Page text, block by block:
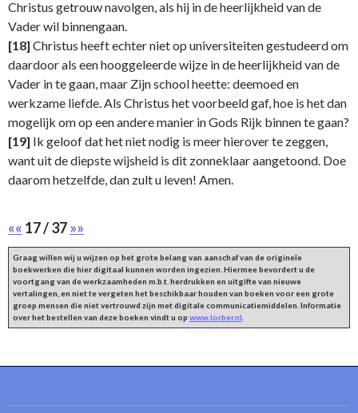
Christus getrouw navolgen, als hij in de heerlijkheid van de
Vader wil binnengaan.
[18] Christus heeft echter niet op universiteiten gestudeerd om
daardoor als een hooggeleerde wijze in de heerlijkheid van de
Vader in te gaan, maar Zijn school heette: deemoed en
werkzame liefde. Als Christus het voorbeeld gaf, hoe is het dan
mogelijk om op een andere manier in Gods Rijk binnen te gaan?
[19] Ik geloof dat het niet nodig is meer hierover te zeggen,
want uit de diepste wijsheid is dit zonneklaar aangetoond. Doe
daarom hetzelfde, dan zult u leven! Amen.
«« 17 / 37»»
Graag willen wij u wijzen op het grote belang van aanschaf van de originele
boekwerken die hier digitaal kunnen worden ingezien. Hiermee bevordert u de
voortgang van de werkzaamheden m.b.t. herdrukken en uitgifte van nieuwe
vertalingen, en niet te vergeten het beschikbaar houden van boeken voor een grote
groep mensen die niet vertrouwd zijn met digitale communicatiemiddelen. Informatie
over het bestellen van deze boeken vindt u op www.lorber.nl